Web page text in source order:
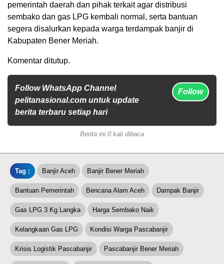
pemerintah daerah dan pihak terkait agar distribusi
sembako dan gas LPG kembali normal, serta bantuan
segera disalurkan kepada warga terdampak banjir di
Kabupaten Bener Meriah.
Komentar ditutup.
Follow WhatsApp Channel
pelitanasional.com untuk update
berita terbaru setiap hari
Follow
Berita ini 0 kali dibaca
Tag : Banjir Aceh Banjir Bener Meriah
Bantuan Pemerintah Bencana Alam Aceh Dampak Banjir
Gas LPG 3 Kg Langka Harga Sembako Naik
Kelangkaan Gas LPG Kondisi Warga Pascabanjir
Krisis Logistik Pascabanjir Pascabanjir Bener Meriah